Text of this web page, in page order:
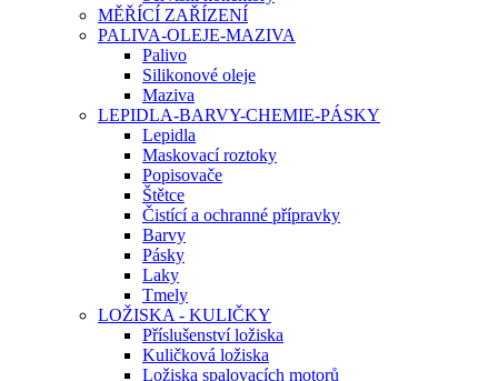
MĚŘÍCÍ ZAŘÍZENÍ
PALIVA-OLEJE-MAZIVA
Palivo
Silikonové oleje
Maziva
LEPIDLA-BARVY-CHEMIE-PÁSKY
Lepidla
Maskovací roztoky
Popisovače
Štětce
Čistící a ochranné přípravky
Barvy
Pásky
Laky
Tmely
LOŽISKA - KULIČKY
Příslušenství ložiska
Kuličková ložiska
Ložiska spalovacích motorů